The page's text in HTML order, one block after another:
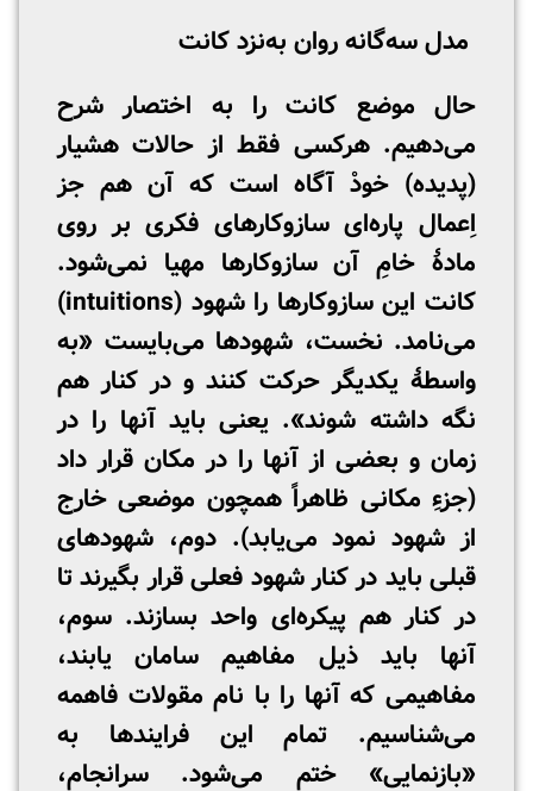
مدل سه‌گانه روان به‌نزد کانت
حال موضع کانت را به اختصار شرح
می‌دهیم. هرکسی فقط از حالات هشیار
(پدیده) خودْ آگاه است که آن هم جز
اِعمال پاره‌ای سازوکارهای فکری بر روی
مادۀ خامِ آن سازوکارها مهیا نمی‌شود.
کانت این سازوکارها را شهود (intuitions)
می‌نامد. نخست، شهودها می‌بایست «به
واسطۀ یکدیگر حرکت کنند و در کنار هم
نگه داشته شوند». یعنی باید آنها را در
زمان و بعضی از آنها را در مکان قرار داد
(جزءِ مکانی ظاهراً همچون موضعی خارج
از شهود نمود می‌یابد). دوم، شهودهای
قبلی باید در کنار شهود فعلی قرار بگیرند تا
در کنار هم پیکره‌ای واحد بسازند. سوم،
آنها باید ذیل مفاهیم سامان یابند،
مفاهیمی که آنها را با نام مقولات فاهمه
می‌شناسیم. تمام این فرایندها به
«بازنمایی» ختم می‌شود. سرانجام،